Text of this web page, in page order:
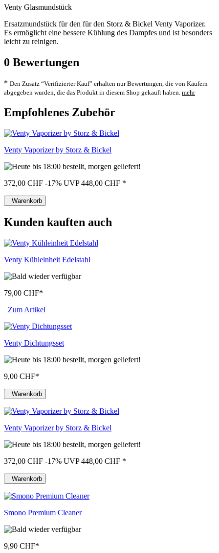
Venty Glasmundstück
Ersatzmundstück für den für den Storz & Bickel Venty Vaporizer.
Es ermöglicht eine bessere Kühlung des Dampfes und ist besonders
leicht zu reinigen.
0 Bewertungen
* Den Zusatz “Verifizierter Kauf” erhalten nur Bewertungen, die von Käufern
abgegeben wurden, die das Produkt in diesem Shop gekauft haben. mehr
Empfohlenes Zubehör
Venty Vaporizer by Storz & Bickel
372,00 CHF -17% UVP 448,00 CHF *
Warenkorb
Kunden kauften auch
Venty Kühleinheit Edelstahl
79,00 CHF*
Zum Artikel
Venty Dichtungsset
9,00 CHF*
Warenkorb
Venty Vaporizer by Storz & Bickel
372,00 CHF -17% UVP 448,00 CHF *
Warenkorb
Smono Premium Cleaner
9,90 CHF*